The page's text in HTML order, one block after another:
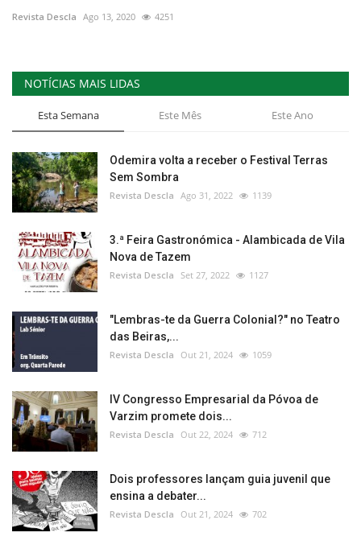
Revista Descla Ago 13, 2020 4251
NOTÍCIAS MAIS LIDAS
Esta Semana Este Mês Este Ano
Odemira volta a receber o Festival Terras
Sem Sombra
Revista Descla Ago 31, 2022 1139
3.ª Feira Gastronómica - Alambicada de Vila
Nova de Tazem
Revista Descla Set 27, 2022 1127
"Lembras-te da Guerra Colonial?" no Teatro
das Beiras,...
Revista Descla Out 21, 2024 1059
IV Congresso Empresarial da Póvoa de
Varzim promete dois...
Revista Descla Out 22, 2024 712
Dois professores lançam guia juvenil que
ensina a debater...
Revista Descla Out 21, 2024 702